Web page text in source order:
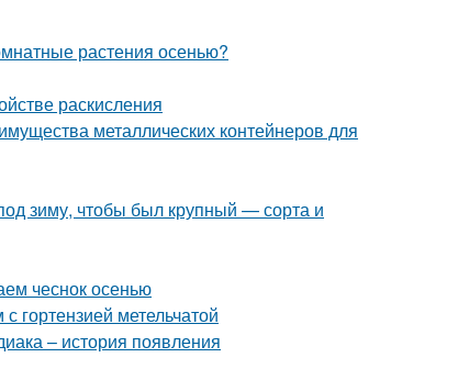
растения осенью?
раскисления
металлических контейнеров для
зиму, чтобы был крупный — сорта и
чеснок осенью
гортензией метельчатой
– история появления